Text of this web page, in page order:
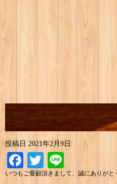
投稿日 2021年2月9日
Facebook
Twitter
Line
いつもご愛顧頂きまして、誠にありがと